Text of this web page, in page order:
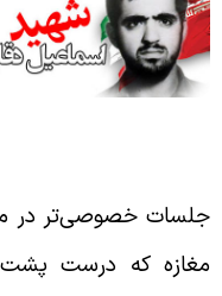
خصوصی‌تر در
که درست پشت